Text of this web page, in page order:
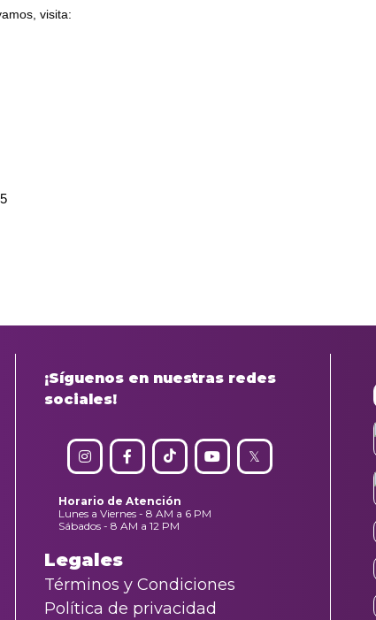
visita:
¡Síguenos en nuestras redes
sociales!
Horario de Atención
Lunes a Viernes - 8 AM a 6 PM
Sábados - 8 AM a 12 PM
Legales
Términos y Condiciones
Política de privacidad